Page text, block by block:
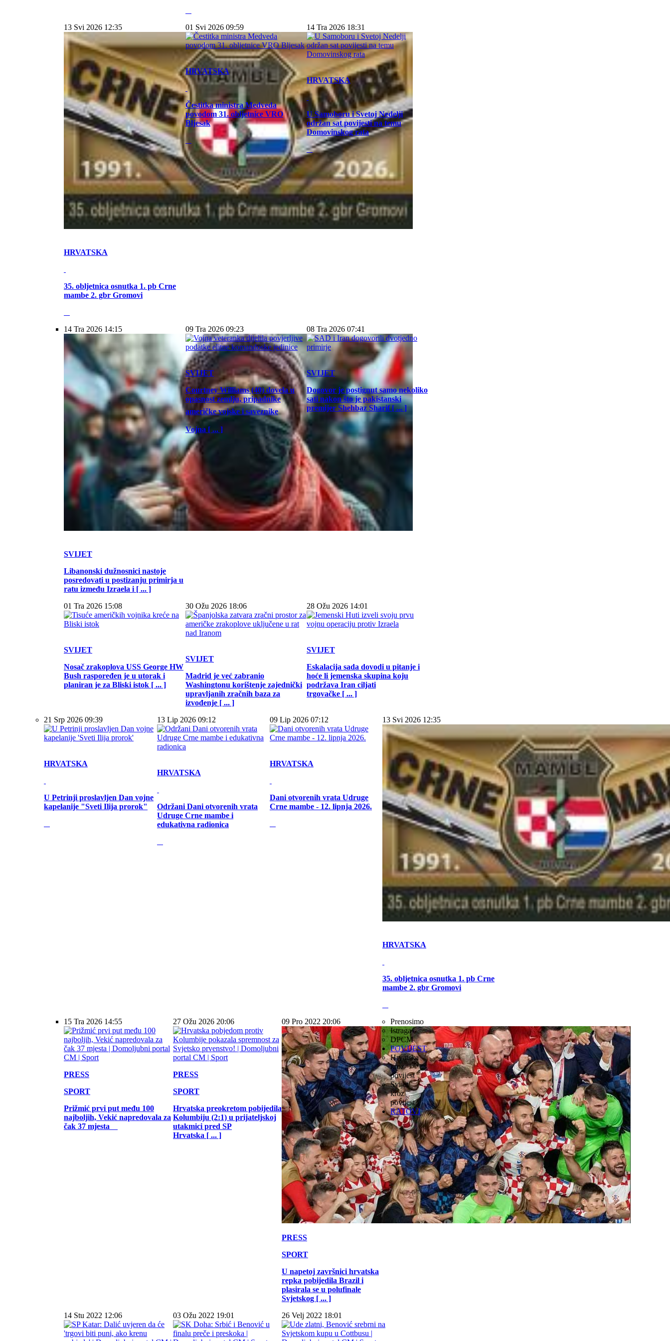
13 Svi 2026 12:35
HRVATSKA
35. obljetnica osnutka 1. pb Crne
mambe 2. gbr Gromovi
01 Svi 2026 09:59
HRVATSKA
Čestitka ministra Medveda
povodom 31. obljetnice VRO
Bljesak
14 Tra 2026 18:31
HRVATSKA
U Samoboru i Svetoj Nedelji
održan sat povijesti na temu
Domovinskog rata
14 Tra 2026 14:15
SVIJET
Libanonski dužnosnici nastoje
posredovati u postizanju primirja u
ratu između Izraela i [ ... ]
09 Tra 2026 09:23
SVIJET
Courtney Williams (40) dovela u
opasnost zemlju, pripadnike
američke vojske i saveznike
Vojna [ ... ]
08 Tra 2026 07:41
SVIJET
Dogovor je postignut samo nekoliko
sati nakon što je pakistanski
premijer Shehbaz Sharif [ ... ]
01 Tra 2026 15:08
SVIJET
Nosač zrakoplova USS George HW
Bush raspoređen je u utorak i
planiran je za Bliski istok [ ... ]
30 Ožu 2026 18:06
SVIJET
Madrid je već zabranio
Washingtonu korištenje zajednički
upravljanih zračnih baza za
izvođenje [ ... ]
28 Ožu 2026 14:01
SVIJET
Eskalacija sada dovodi u pitanje i
hoće li jemenska skupina koju
podržava Iran ciljati
trgovačke [ ... ]
21 Srp 2026 09:39
HRVATSKA
U Petrinji proslavljen Dan vojne
kapelanije "Sveti Ilija prorok"
13 Lip 2026 09:12
HRVATSKA
Održani Dani otvorenih vrata
Udruge Crne mambe i
edukativna radionica
09 Lip 2026 07:12
HRVATSKA
Dani otvorenih vrata Udruge
Crne mambe - 12. lipnja 2026.
13 Svi 2026 12:35
HRVATSKA
35. obljetnica osnutka 1. pb Crne
mambe 2. gbr Gromovi
15 Tra 2026 14:55
PRESS
SPORT
Prižmić prvi put među 100
najboljih, Vekić napredovala za
čak 37 mjesta
27 Ožu 2026 20:06
PRESS
SPORT
Hrvatska preokretom pobijedila
Kolumbiju (2:1) u prijateljskoj
utakmici pred SP
Hrvatska [ ... ]
09 Pro 2022 20:06
PRESS
SPORT
U napetoj završnici hrvatska
repka pobijedila Brazil i
plasirala se u polufinale
Svjetskog [ ... ]
14 Stu 2022 12:06
03 Ožu 2022 19:01 26 Velj 2022 18:01
Prenosimo
Istraga
DPCM
POVIJEST
Hrvatska
kroz
povijest
Svijet
kroz
povijest
RATOVI